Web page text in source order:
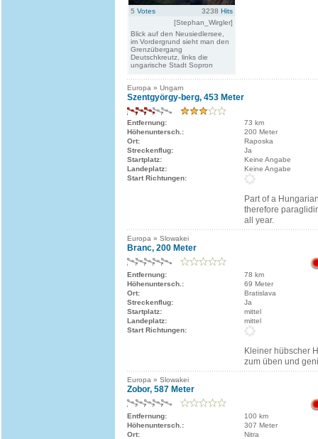
5 Votes 3238 Hits
[Stephan_Wirgler]
Blick auf den Neusiedlersee,
im Vordergrund sieht man den
Grenzübergang
Deutschkreutz, links die
ungarische Stadt Sopron
Europa » Ungarn
Szentgyörgy-berg, 453 Meter
Entfernung:
73 km
Höhenuntersch.:
200 Meter
Ort:
Raposka
Streckenflug:
Ja
Startplatz:
Keine Angabe
Landeplatz:
Keine Angabe
Start Richtungen:
Part of a
therefore
all year.
Europa » Slowakei
Branc, 200 Meter
Entfernung:
78 km
Höhenuntersch.:
69 Meter
Ort:
Bratislava
Streckenflug:
Ja
Startplatz:
mittel
Landeplatz:
mittel
Start Richtungen:
Kleiner hübscher
zum üben und
Europa » Slowakei
Zobor, 587 Meter
Entfernung:
100 km
Höhenuntersch.:
307 Meter
Ort:
Nitra